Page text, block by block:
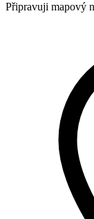
Připravuji mapový